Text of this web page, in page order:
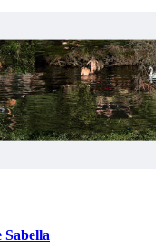
Sabella